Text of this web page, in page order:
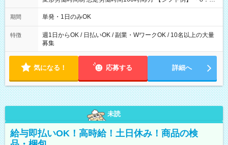
～21：00
期間 単発・1日のみOK
特徴
週1日からOK / 日払いOK / 副業・WワークOK / 10名以上の大量
募集
気になる！ 応募する 詳細へ
未読
給与即払いOK！高時給！土日休み！商品の検